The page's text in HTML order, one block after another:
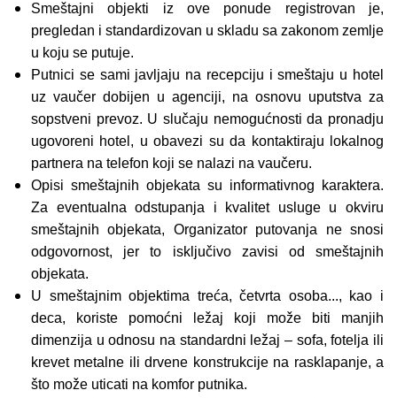
Smeštajni objekti iz ove ponude registrovan je,
pregledan i standardizovan u skladu sa zakonom zemlje
u koju se putuje.
Putnici se sami javljaju na recepciju i smeštaju u hotel
uz vaučer dobijen u agenciji, na osnovu uputstva za
sopstveni prevoz. U slučaju nemogućnosti da pronadju
ugovoreni hotel, u obavezi su da kontaktiraju lokalnog
partnera na telefon koji se nalazi na vaučeru.
Opisi smeštajnih objekata su informativnog karaktera.
Za eventualna odstupanja i kvalitet usluge u okviru
smeštajnih objekata, Organizator putovanja ne snosi
odgovornost, jer to isključivo zavisi od smeštajnih
objekata.
U smeštajnim objektima treća, četvrta osoba..., kao i
deca, koriste pomoćni ležaj koji može biti manjih
dimenzija u odnosu na standardni ležaj – sofa, fotelja ili
krevet metalne ili drvene konstrukcije na rasklapanje, a
što može uticati na komfor putnika.